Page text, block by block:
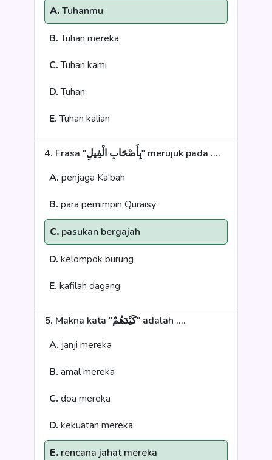
A.Tuhanmu
B.Tuhan mereka
C.Tuhan kami
D.Tuhan
E.Tuhan kalian
4. Frasa "بِأَصْحَابِ الْفِيلِ" merujuk pada ....
A. penjaga Ka'bah
B. para pemimpin Quraisy
C. pasukan bergajah
D. kelompok burung
E. kafilah dagang
5. Makna kata "كَيْدَهُمْ" adalah ....
A. janji mereka
B. amal mereka
C. doa mereka
D. kekuatan mereka
E. rencana jahat mereka